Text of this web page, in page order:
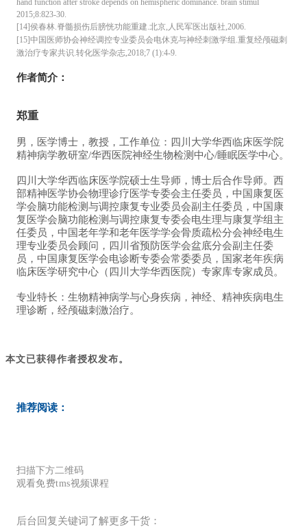
hand function after stroke depends on hemispheric dominance. brain stimul
2015;8:823-30.
[14]侯春林.脊髓损伤后膀恍功能重建.北京,人民军医出版社,2006.
[15]中国医师协会神经调控专业委员会电休克与神经刺激学组.重复经颅磁刺
激治疗专家共识.转化医学杂志,2018;7 (1):4-9.
作者简介：
郑重
男，医学博士，教授，工作单位： 四川大学华西临床医学院
精神病学教研室/华西医院神经生物检测中心/睡眠医学中心。
四川大学华西临床医学院硕士生导师，博士后合作导师。 西
部精神医学协会物理诊疗医学专委会主任委员，中国康复医
学会脑功能检测与调控康复专业委员会副主任委员，中国康
复医学会脑功能检测与调控康复专委会电生理与康复学组主
任委员，中国老年学和老年医学学会骨质疏松分会神经电生
理专业委员会顾问，四川省预防医学会盆底分会副主任委
员，中国康复医学会电诊断专委会常委委员，国家老年疾病
临床医学研究中心（四川大学华西医院）专家库专家成员。
专业特长： 生物精神病学与心身疾病，神经、精神疾病电生
理诊断，经颅磁刺激治疗。
本文已获得作者授权发布。
推荐阅读：
扫描下方二维码
观看免费tms视频课程
后台回复关键词了解更多干货：